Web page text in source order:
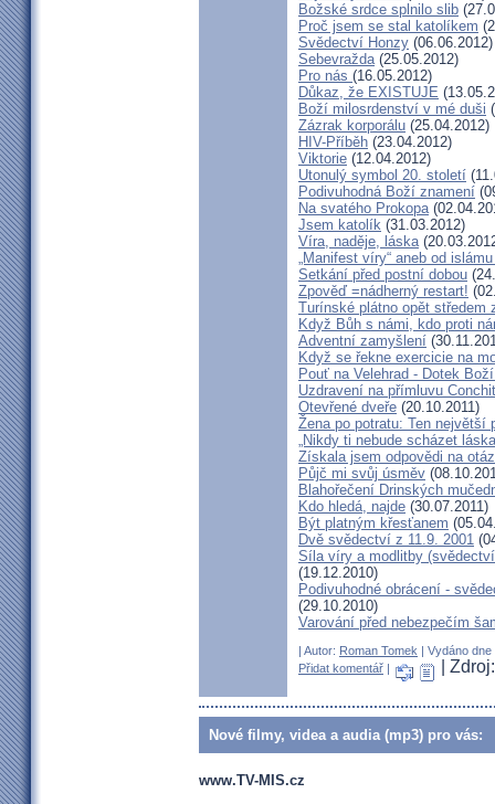
Božské srdce splnilo slib
Proč jsem se stal katolíkem
Svědectví Honzy (06.06.2012)
Sebevražda(25.05.2012)
Pro nás (16.05.2012)
Důkaz, že EXISTUJE
Boží milosrdenství v mé duši
Zázrak korporálu (25.04.2012)
HIV-Příběh (23.04.2012)
Viktorie (12.04.2012)
Utonulý symbol 20. století
Podivuhodná Boží znamení
Na svatého Prokopa
Jsem katolík (31.03.2012)
Víra, naděje, láska
„Manifest víry“ aneb od
Setkání před postní dobou
Zpověď =nádherný restart!
Turínské plátno opět středem
Když Bůh s námi, kdo proti
Adventní zamyšlení
Když se řekne exercicie na
Pouť na Velehrad - Dotek
Uzdravení na přímluvu
Otevřené dveře (20.10.2011)
Žena po potratu: Ten největší
„Nikdy ti nebude scházet
Získala jsem odpovědi na
Půjč mi svůj úsměv
Blahořečení Drinských
Kdo hledá, najde (30.07.2011)
Být platným křesťanem
Dvě svědectví z 11.9. 2001
Síla víry a modlitby
(19.12.2010)
Podivuhodné obrácení -
(29.10.2010)
Varování před nebezpečím
| Autor: Roman Tomek | Vydáno
Přidat komentář | |
Nové filmy, videa a audia (mp3) pro vás:
www.TV-MIS.cz